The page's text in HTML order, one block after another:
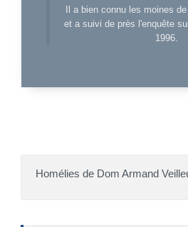
Il a bien connu les moines
et a suivi de près l'enquête
1996.
Homélies de Dom Armand